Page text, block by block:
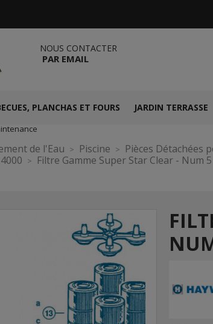
NOUS CONTACTER
PAR EMAIL
PLANCHAS ET FOURS JARDIN TERRASSE
de l'Eau Piscine Pièces Détachées
Filtre Gamme Super Star Clear - Num